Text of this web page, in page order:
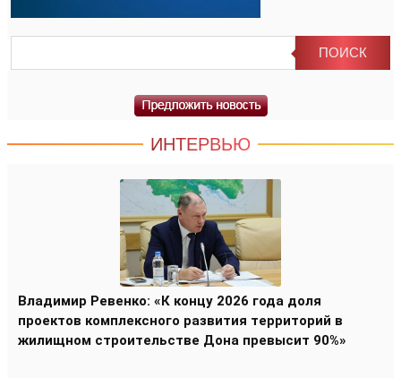
ИНТЕРВЬЮ
Владимир Ревенко: «К концу 2026 года доля
проектов комплексного развития территорий в
жилищном строительстве Дона превысит 90%»